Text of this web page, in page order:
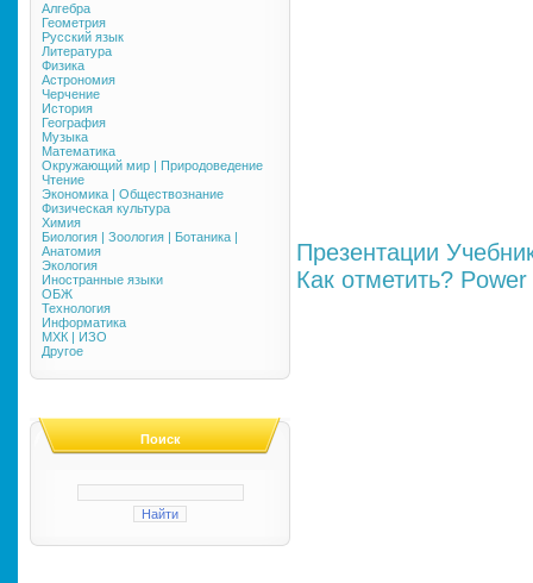
Алгебра
Геометрия
Русский язык
Литература
Физика
Астрономия
Черчение
История
География
Музыка
Математика
Окружающий мир | Природоведение
Чтение
Экономика | Обществознание
Физическая культура
Химия
Биология | Зоология | Ботаника |
Анатомия
Экология
Иностранные языки
ОБЖ
Технология
Информатика
МХК | ИЗО
Другое
Поиск
Презентации
Как отметить?